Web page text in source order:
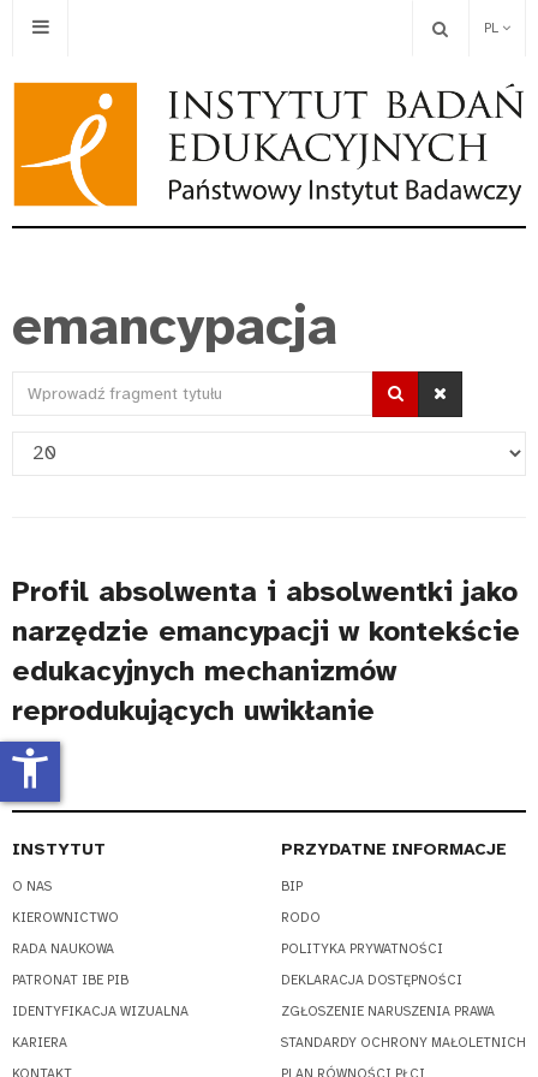
PL
emancypacja
Wprowadź
tytułu
Pokaż
Profil absolwenta i absolwentki jako
narzędzie emancypacji w kontekście
edukacyjnych mechanizmów
reprodukujących uwikłanie
INSTYTUT
O NAS
KIEROWNICTWO
RADA NAUKOWA
PATRONAT IBE PIB
IDENTYFIKACJA WIZUALNA
KARIERA
PRZYDATNE INFORMACJE
BIP
RODO
POLITYKA PRYWATNOŚCI
DEKLARACJA DOSTĘPNOŚCI
ZGŁOSZENIE NARUSZENIA PRAWA
STANDARDY OCHRONY MAŁOLETNICH
accessibility_new